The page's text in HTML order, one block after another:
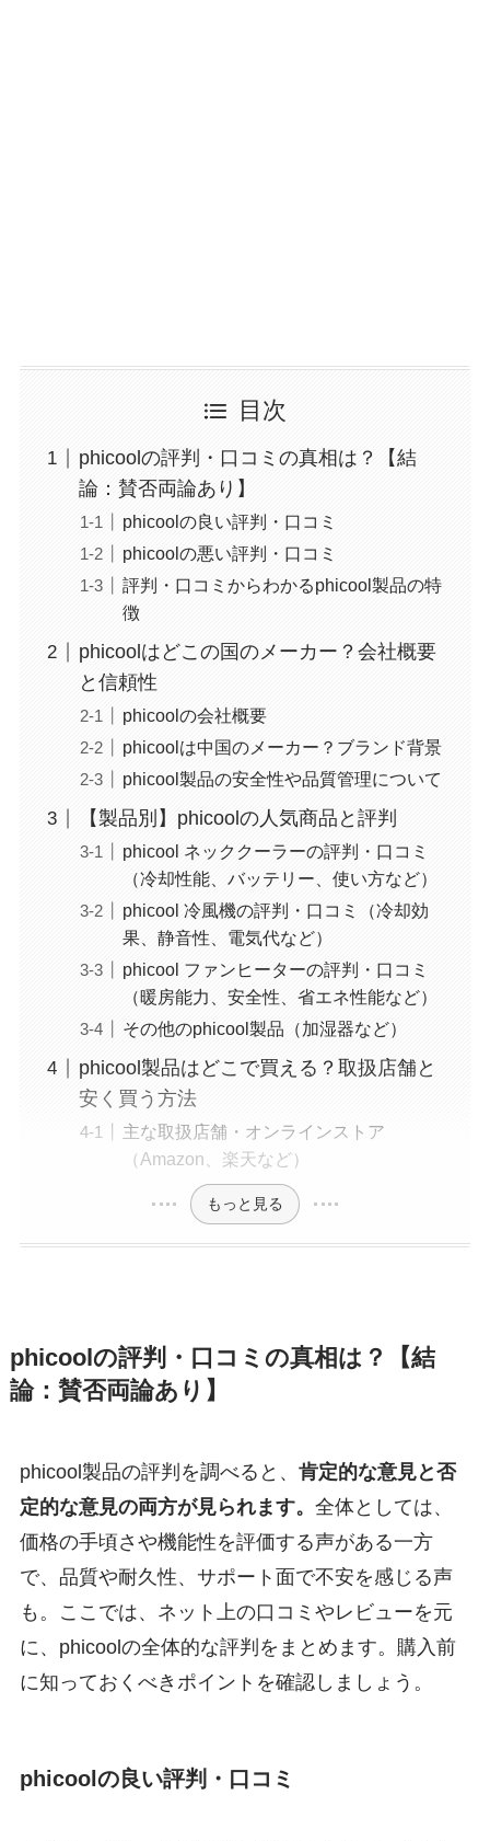
目次
phicoolの評判・口コミの真相は？【結
論：賛否両論あり】
phicoolの良い評判・口コミ
phicoolの悪い評判・口コミ
評判・口コミからわかるphicool製品の特
徴
phicoolはどこの国のメーカー？会社概要
と信頼性
phicoolの会社概要
phicoolは中国のメーカー？ブランド背景
phicool製品の安全性や品質管理について
【製品別】phicoolの人気商品と評判
phicool ネッククーラーの評判・口コミ
（冷却性能、バッテリー、使い方など）
phicool 冷風機の評判・口コミ（冷却効
果、静音性、電気代など）
phicool ファンヒーターの評判・口コミ
（暖房能力、安全性、省エネ性能など）
その他のphicool製品（加湿器など）
phicool製品はどこで買える？取扱店舗と
安く買う方法
主な取扱店舗・オンラインストア
（Amazon、楽天など）
もっと見る
phicoolの評判・口コミの真相は？【結
論：賛否両論あり】
phicool製品の評判を調べると、 肯定的な意見と否
定的な意見の両方が見られます。 全体としては、
価格の手頃さや機能性を評価する声がある一方
で、品質や耐久性、サポート面で不安を感じる声
も。ここでは、ネット上の口コミやレビューを元
に、phicoolの全体的な評判をまとめます。購入前
に知っておくべきポイントを確認しましょう。
phicoolの良い評判・口コミ